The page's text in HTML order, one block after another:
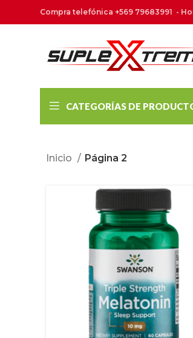
Compra telefónica +569 79683991 -
CATEGORÍAS DE
Inicio Página 2